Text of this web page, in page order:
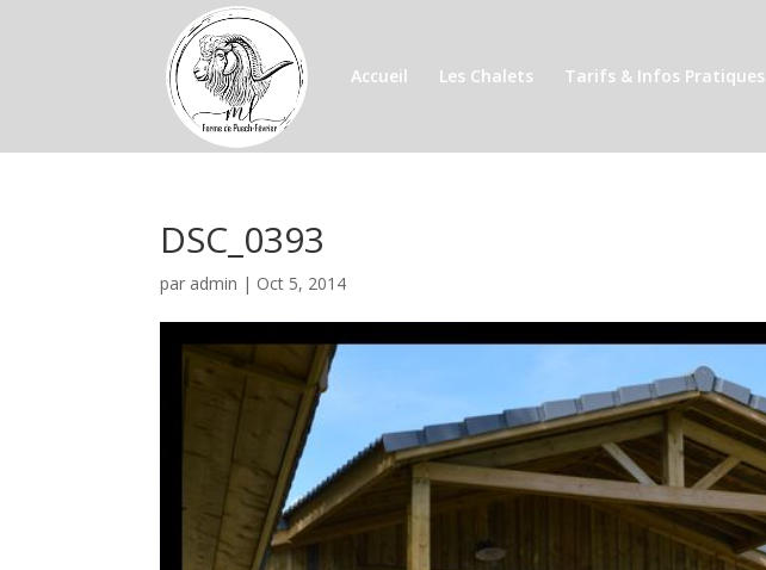
Accueil Les Chalets Tarifs & Infos Pratiques
DSC_0393
par admin | Oct 5, 2014